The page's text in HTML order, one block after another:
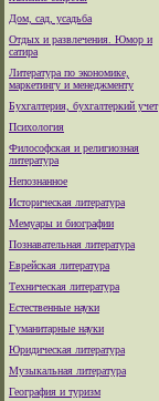
Дом, сад, усадьба
Отдых и развлечения. Юмор и
сатира
Литература по экономике,
маркетингу и менеджменту
Бухгалтерия, бухгалтеркий учет
Психология
Философская и религиозная
литература
Непознанное
Историческая литература
Мемуары и биографии
Познавательная литература
Еврейская литература
Техническая литература
Естественные науки
Гуманитарные науки
Юридическая литература
Музыкальная литература
География и туризм